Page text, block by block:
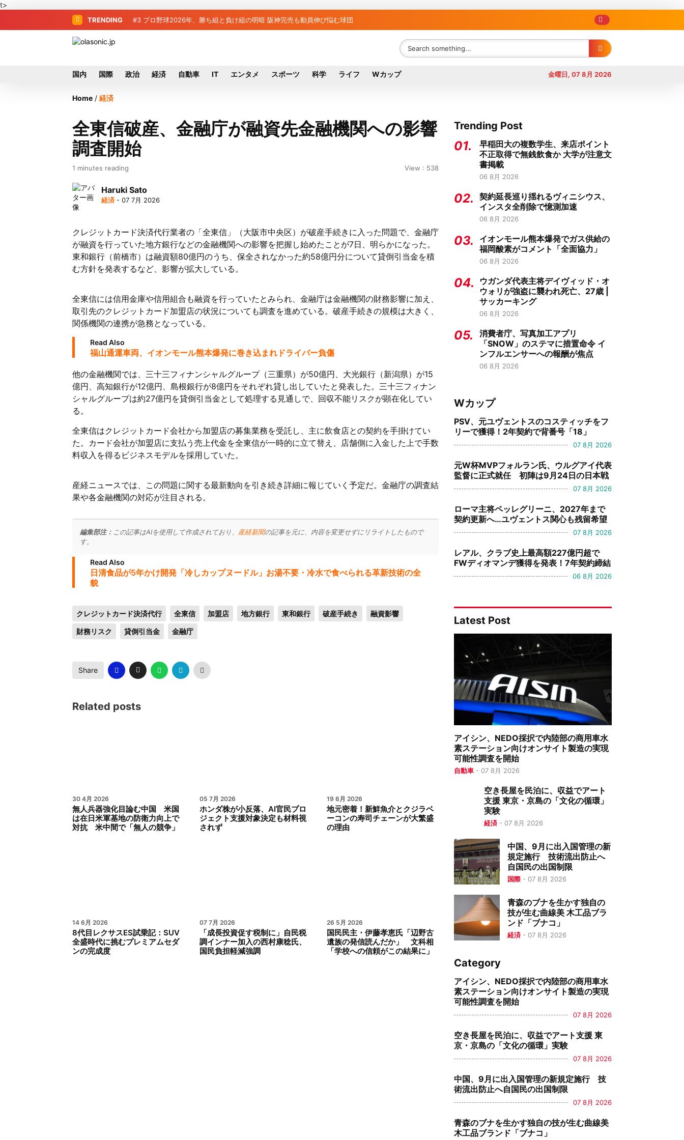
t>
TRENDING #3 プロ野球2026年、勝ち組と負け組の明暗 阪神完売も動員伸び悩む球団
国内 国際 政治 経済 自動車 IT エンタメ スポーツ 科学 ライフ Wカップ 金曜日, 07 8月 2026
Home / 経済
全東信破産、金融庁が融資先金融機関への影響
調査開始
1 minutes reading View : 538
Haruki Sato
経済 - 07 7月 2026
クレジットカード決済代行業者の「全東信」（大阪市中央区）が破産手続きに入った問題で、金融庁
が融資を行っていた地方銀行などの金融機関への影響を把握し始めたことが7日、明らかになった。
東和銀行（前橋市）は融資額80億円のうち、保全されなかった約58億円分について貸倒引当金を積
む方針を発表するなど、影響が拡大している。
全東信には信用金庫や信用組合も融資を行っていたとみられ、金融庁は金融機関の財務影響に加え、
取引先のクレジットカード加盟店の状況についても調査を進めている。破産手続きの規模は大きく、
関係機関の連携が急務となっている。
Read Also
福山通運車両、イオンモール熊本爆発に巻き込まれドライバー負傷
他の金融機関では、三十三フィナンシャルグループ（三重県）が50億円、大光銀行（新潟県）が15
億円、高知銀行が12億円、島根銀行が8億円をそれぞれ貸し出していたと発表した。三十三フィナン
シャルグループは約27億円を貸倒引当金として処理する見通しで、回収不能リスクが顕在化してい
る。
全東信はクレジットカード会社から加盟店の募集業務を受託し、主に飲食店との契約を手掛けてい
た。カード会社が加盟店に支払う売上代金を全東信が一時的に立て替え、店舗側に入金した上で手数
料収入を得るビジネスモデルを採用していた。
産経ニュースでは、この問題に関する最新動向を引き続き詳細に報じていく予定だ。金融庁の調査結
果や各金融機関の対応が注目される。
編集部注： この記事はAIを使用して作成されており、 産経新聞の記事を元に、内容を変更せずにリライトしたもので
す。
Read Also
日清食品が5年かけ開発「冷しカップヌードル」お湯不要・冷水で食べられる革新技術の全
貌
クレジットカード決済代行 全東信 加盟店 地方銀行 東和銀行 破産手続き 融資影響
財務リスク 貸倒引当金 金融庁
Share
Related posts
30 4月 2026
無人兵器強化目論む中国 米国
は在日米軍基地の防衛力向上で
対抗 米中間で「無人の競争」
05 7月 2026
ホンダ株が小反落、AI官民プロ
ジェクト支援対象決定も材料視
されず
19 6月 2026
地元密着！新鮮魚介とクジラベ
ーコンの寿司チェーンが大繁盛
の理由
14 6月 2026
8代目レクサスES試乗記：SUV
全盛時代に挑むプレミアムセダ
ンの完成度
07 7月 2026
「成長投資促す税制に」自民税
調インナー加入の西村康稔氏、
国民負担軽減強調
26 5月 2026
国民民主・伊藤孝恵氏「辺野古
遺族の発信読んだか」 文科相
「学校への信頼がこの結果に」
Trending Post
01.
早稲田大の複数学生、来店ポイント
不正取得で無銭飲食か 大学が注意文
書掲載
06 8月 2026
02.
契約延長巡り揺れるヴィニシウス、
インスタ全削除で憶測加速
06 8月 2026
03.
イオンモール熊本爆発でガス供給の
福岡酸素がコメント「全面協力」
06 8月 2026
04.
ウガンダ代表主将デイヴィッド・オ
ウォリが強盗に襲われ死亡、27歳 |
サッカーキング
06 8月 2026
05.
消費者庁、写真加工アプリ
「SNOW」のステマに措置命令 イ
ンフルエンサーへの報酬が焦点
06 8月 2026
Wカップ
PSV、元ユヴェントスのコスティッチをフ
リーで獲得！2年契約で背番号「18」
07 8月 2026
元W杯MVPフォルラン氏、ウルグアイ代表
監督に正式就任 初陣は9月24日の日本戦
07 8月 2026
ローマ主将ペッレグリーニ、2027年まで
契約更新へ…ユヴェントス関心も残留希望
07 8月 2026
レアル、クラブ史上最高額227億円超で
FWディオマンデ獲得を発表！7年契約締結
06 8月 2026
Latest Post
アイシン、NEDO採択で内陸部の商用車水
素ステーション向けオンサイト製造の実現
可能性調査を開始
自動車 - 07 8月 2026
空き長屋を民泊に、収益でアート
支援 東京・京島の「文化の循環」
実験
経済- 07 8月 2026
中国、9月に出入国管理の新
規定施行 技術流出防止へ
自国民の出国制限
国際 - 07 8月 2026
青森のブナを生かす独自の
技が生む曲線美 木工品ブラ
ンド「ブナコ」
経済 - 07 8月 2026
Category
アイシン、NEDO採択で内陸部の商用車水
素ステーション向けオンサイト製造の実現
可能性調査を開始
07 8月 2026
空き長屋を民泊に、収益でアート支援 東
京・京島の「文化の循環」実験
07 8月 2026
中国、9月に出入国管理の新規定施行 技
術流出防止へ自国民の出国制限
07 8月 2026
青森のブナを生かす独自の技が生む曲線美
木工品ブランド「ブナコ」